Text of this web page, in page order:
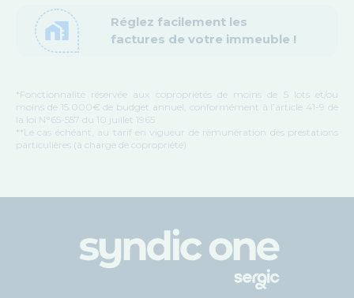
home_work
Réglez facilement les
factures de votre immeuble !
*Fonctionnalité réservée aux copropriétés de moins de 5 lots et/ou
moins de 15.000€ de budget annuel, conformément à l’article 41-9 de
la loi N°65-557 du 10 juillet 1965
**Le cas échéant, au tarif en vigueur de rémunération des prestations
particulières (à charge de copropriété)